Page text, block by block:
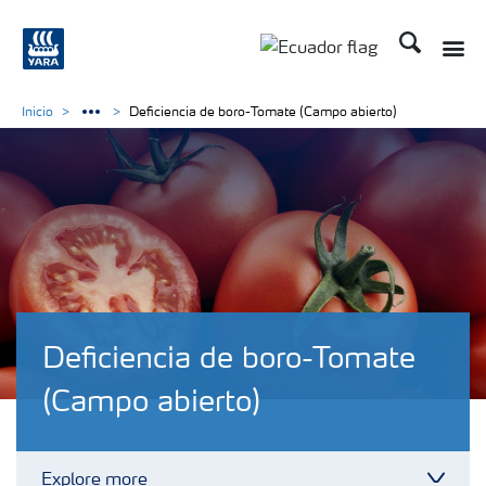
Buscar
Deficiencia de boro-Tomate
(Campo abierto)
Explore more
Inicio Deficiencia de boro-Tomate (Campo abierto)